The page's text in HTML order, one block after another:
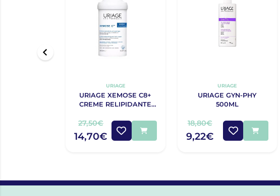
URIAGE
URIAGE XEMOSE C8+
CREME RELIPIDANTE
27,50€
14,70€
URIAGE
URIAGE GYN-PHY
500ML
18,80€
9,22€